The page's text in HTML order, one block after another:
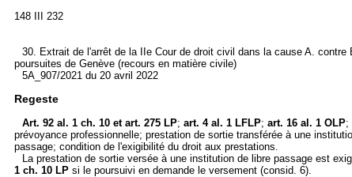
148 III 232
30. Extrait de l'arrêt de la IIe Cour de droit civil dans la cause A. contre
poursuites de Genève (recours en matière civile)
5A_907/2021 du 20 avril 2022
Regeste
Art. 92 al. 1 ch. 10 et art. 275 LP; art. 4 al. 1 LFLP; art. 16 al. 1 OLP;
prévoyance professionnelle; prestation de sortie transférée à une
passage; condition de l'exigibilité du droit aux prestations.
La prestation de sortie versée à une institution de libre passage est
1 ch. 10 LP si le poursuivi en demande le versement (consid. 6).